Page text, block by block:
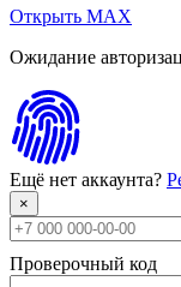
Открыть MAX
Ожидание
Ещё нет аккаунта?
×
Проверочный код